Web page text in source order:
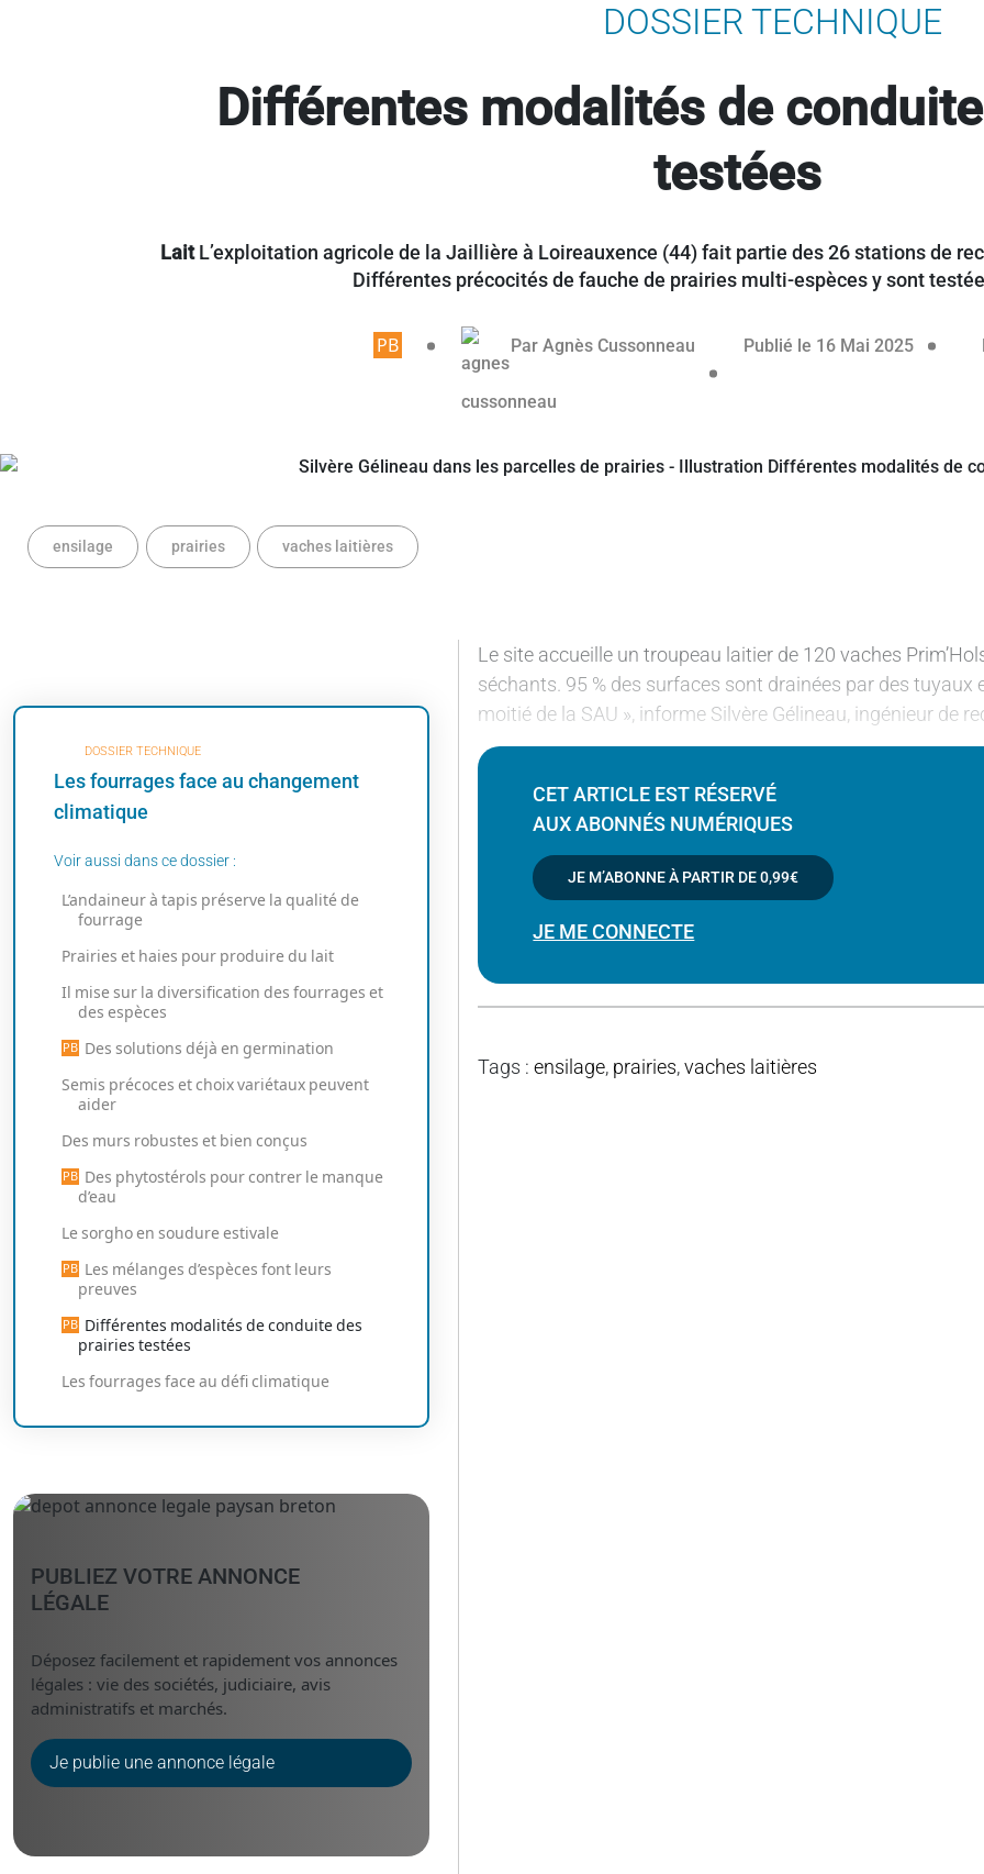
DOSSIER TECHNIQUE
Différentes modalités de
testées
LaitL’exploitation agricole de la Jaillière à Loireauxence (44) fait partie des 26 stations de
Différentes précocités de fauche de prairies multi-espèces y sont
Article réservé aux abonnés
Par Agnès Cussonneau Publié le 16 Mai 202514 mai
ensilage prairies vaches laitières
Le site accueille un troupeau laitier de 120 vaches
séchants. 95 % des surfaces sont drainées par des
moitié de la SAU », informe Silvère Gélineau, ingénieur de
CET ARTICLE EST RÉSERVÉ
AUX ABONNÉS NUMÉRIQUES
JE M’ABONNE À PARTIR DE0,99€
JE ME CONNECTE
Tags :ensilage, prairies,vaches laitières
DOSSIER TECHNIQUE
Les fourrages face au changement
climatique
Voir aussi dans ce dossier :
L’andaineur à tapis préserve la qualité de
fourrage
Prairies et haies pour produire du lait
Il mise sur la diversification des fourrages et
des espèces
Des solutions déjà en germination
Semis précoces et choix variétaux peuvent
aider
Des murs robustes et bien conçus
Des phytostérols pour contrer le manque
d’eau
Le sorgho en soudure estivale
Les mélanges d’espèces font leurs
preuves
Différentes modalités de conduite des
prairies testées
Les fourrages face au défi climatique
PUBLIEZ VOTRE ANNONCE
LÉGALE
Déposez facilement et rapidement vos annonces
légales : vie des sociétés, judiciaire, avis
administratifs et marchés.
Je publie une annonce légale